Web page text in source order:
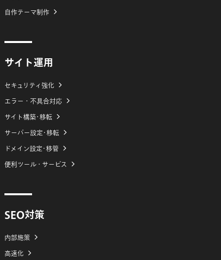
自作テーマ制作
サイト運用
セキュリティ強化
エラー・不具合対応
サイト構築･移転
サーバー設定･移転
ドメイン設定･移管
便利ツール・サービス
SEO対策
内部施策
高速化